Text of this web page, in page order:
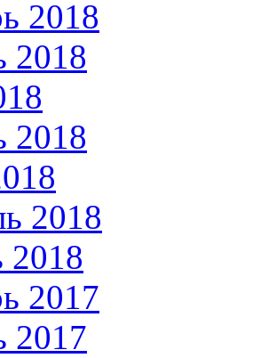
2018
2018
2018
2018
2018
2017
2017